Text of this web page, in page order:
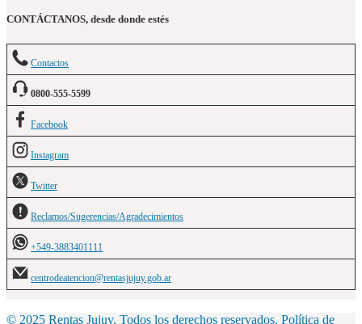
CONTÁCTANOS, desde donde estés
Contactos
0800-555-5599
Facebook
Instagram
Twitter
Reclamos/Sugerencias/Agradecimientos
+549-3883401111
centrodeatencion@rentasjujuy.gob.ar
© 2025 Rentas Jujuy. Todos los derechos reservados. Política de